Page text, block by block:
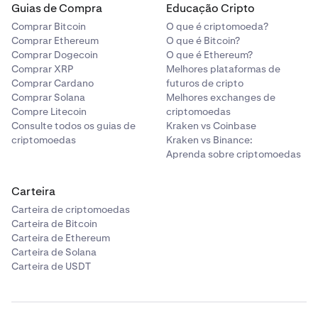
Guias de Compra
Comprar Bitcoin
Comprar Ethereum
Comprar Dogecoin
Comprar XRP
Comprar Cardano
Comprar Solana
Compre Litecoin
Consulte todos os guias de
criptomoedas
Educação Cripto
O que é criptomoeda?
O que é Bitcoin?
O que é Ethereum?
Melhores plataformas de
futuros de cripto
Melhores exchanges de
criptomoedas
Kraken vs Coinbase
Kraken vs Binance:
Aprenda sobre criptomoedas
Carteira
Carteira de criptomoedas
Carteira de Bitcoin
Carteira de Ethereum
Carteira de Solana
Carteira de USDT